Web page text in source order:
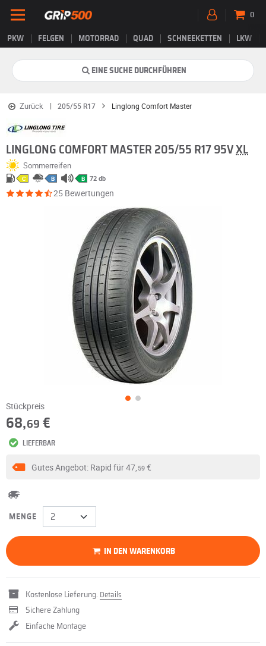
PKW FELGEN MOTORRAD QUAD SCHNEEKETTEN LKW
0
EINE SUCHE DURCHFÜHREN
Zurück 205/55 R17 Linglong Comfort Master
LINGLONG COMFORT MASTER 205/55 R17 95V XL
Sommerreifen
C B B 72 db
25 Bewertungen
Stückpreis
68,69 €
LIEFERBAR
Gutes Angebot: Rapid für47, 59€
MENGE
IN DEN WARENKORB
Kostenlose Lieferung. Details
Sichere Zahlung
Einfache Montage